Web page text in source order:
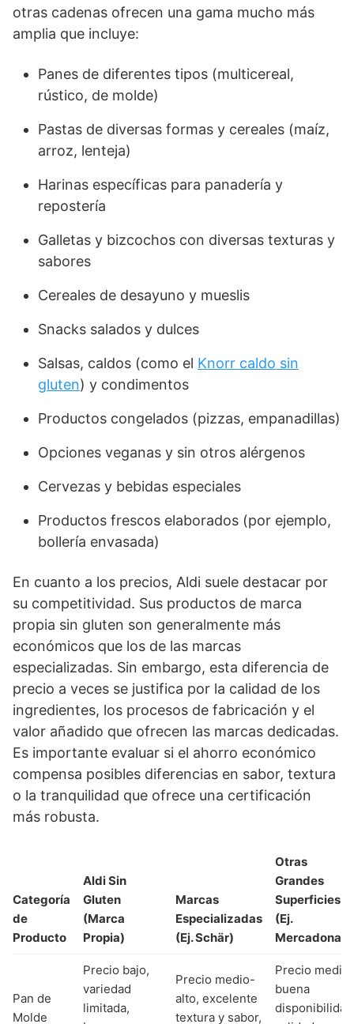
otras cadenas ofrecen una gama mucho más
amplia que incluye:
Panes de diferentes tipos (multicereal,
rústico, de molde)
Pastas de diversas formas y cereales (maíz,
arroz, lenteja)
Harinas específicas para panadería y
repostería
Galletas y bizcochos con diversas texturas y
sabores
Cereales de desayuno y mueslis
Snacks salados y dulces
Salsas, caldos (como el Knorr caldo sin
gluten) y condimentos
Productos congelados (pizzas, empanadillas)
Opciones veganas y sin otros alérgenos
Cervezas y bebidas especiales
Productos frescos elaborados (por ejemplo,
bollería envasada)
En cuanto a los precios, Aldi suele destacar por
su competitividad. Sus productos de marca
propia sin gluten son generalmente más
económicos que los de las marcas
especializadas. Sin embargo, esta diferencia de
precio a veces se justifica por la calidad de los
ingredientes, los procesos de fabricación y el
valor añadido que ofrecen las marcas dedicadas.
Es importante evaluar si el ahorro económico
compensa posibles diferencias en sabor, textura
o la tranquilidad que ofrece una certificación
más robusta.
Categoría
de
Producto
Aldi Sin
Gluten
(Marca
Propia)
Marcas
Especializadas
(Ej. Schär)
Otras
Grandes
Superficies
(Ej.
Mercadona)
Pan de
Molde
Precio bajo,
variedad
limitada,
Precio medio-
alto, excelente
textura y sabor,
Precio medio,
buena